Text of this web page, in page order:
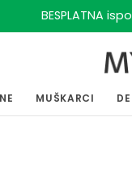
BESPLATNA
MUŠKARCI